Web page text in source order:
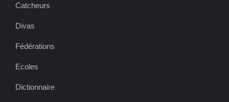
Catcheurs
Divas
Fédérations
Ecoles
Dictionnaire